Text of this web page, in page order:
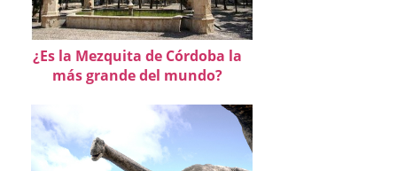
¿Es la Mezquita de Córdoba la
más grande del mundo?